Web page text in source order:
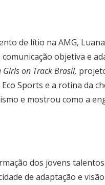
de lítio na AMG,
objetiva e
Girls on Track Brasil,
Sports e a rotina da
e mostrou como a
dos jovens
de adaptação e